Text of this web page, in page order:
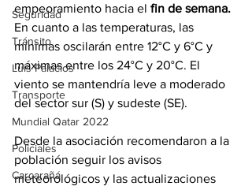
Seguridad
Tránsito
Luis Palacios
Transporte
Mundial Qatar 2022
Policiales
Carcarañá
empeoramiento hacia el fin de semana.
En cuanto a las temperaturas, las
mínimas oscilarán entre 12°C y 6°C y
máximas entre los 24°C y 20°C. El
viento se mantendría leve a moderado
del sector sur (S) y sudeste (SE).
Desde la asociación recomendaron a la
población seguir los avisos
meteorológicos y las actualizaciones